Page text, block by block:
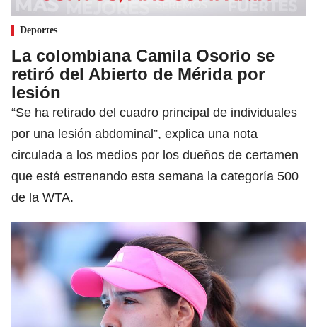
Deportes
La colombiana Camila Osorio se
retiró del Abierto de Mérida por
lesión
“Se ha retirado del cuadro principal de individuales
por una lesión abdominal”, explica una nota
circulada a los medios por los dueños de certamen
que está estrenando esta semana la categoría 500
de la WTA.